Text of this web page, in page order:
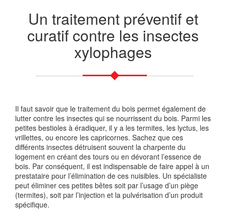
Un traitement préventif et
curatif contre les insectes
xylophages
Il faut savoir que le traitement du bois permet également de
lutter contre les insectes qui se nourrissent du bois. Parmi les
petites bestioles à éradiquer, il y a les termites, les lyctus, les
vrillettes, ou encore les capricornes. Sachez que ces
différents insectes détruisent souvent la charpente du
logement en créant des tours ou en dévorant l’essence de
bois. Par conséquent, il est indispensable de faire appel à un
prestataire pour l’élimination de ces nuisibles. Un spécialiste
peut éliminer ces petites bêtes soit par l’usage d’un piège
(termites), soit par l’injection et la pulvérisation d’un produit
spécifique.